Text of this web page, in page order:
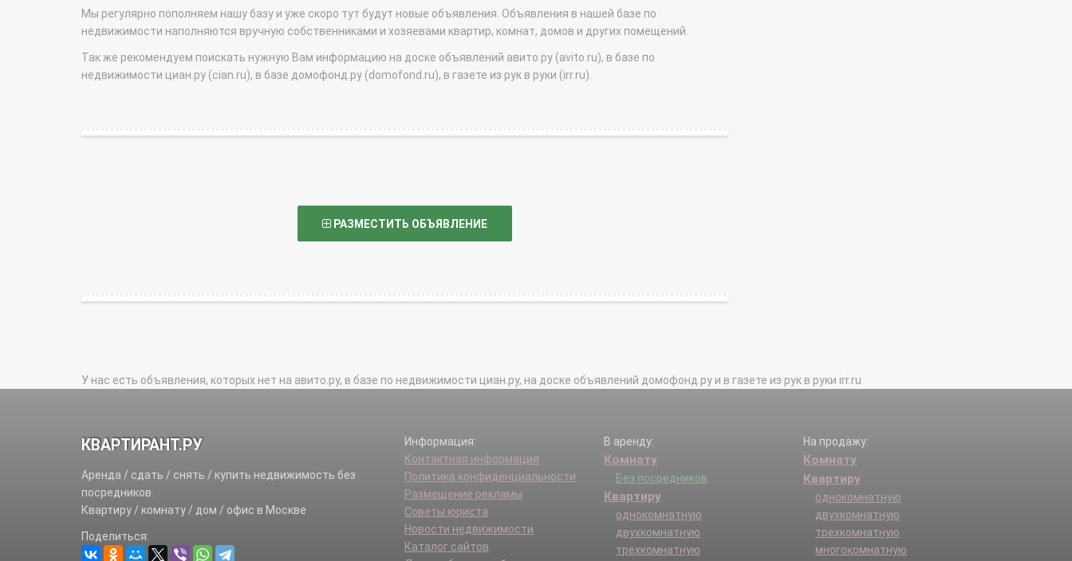
Мы регулярно пополняем нашу базу и уже скоро тут будут новые объявления. Объявления в нашей базе по
недвижимости наполняются вручную собственниками и хозяевами квартир, комнат, домов и других помещений.
Так же рекомендуем поискать нужную Вам информацию на доске объявлений авито.ру (avito.ru), в базе по
недвижимости циан.ру (cian.ru), в базе домофонд.ру (domofond.ru), в газете из рук в руки (irr.ru).
РАЗМЕСТИТЬ ОБЪЯВЛЕНИЕ
У нас есть объявления, которых нет на авито.ру, в базе по недвижимости циан.ру, на доске объявлений домофонд.ру и в газете из рук в руки irr.ru
КВАРТИРАНТ.РУ
Аренда / сдать / снять / купить недвижимость без
посредников.
Квартиру / комнату / дом / офис в Москве
Поделиться:
Информация:
Контактная информация
Политика конфиденциальности
Размещение рекламы
Советы юриста
Новости недвижимости
Каталог сайтов
В аренду:
Комнату
Без посредников
Квартиру
однокомнатную
двухкомнатную
трехкомнатную
На продажу:
Комнату
Квартиру
однокомнатную
двухкомнатную
трехкомнатную
многокомнатную